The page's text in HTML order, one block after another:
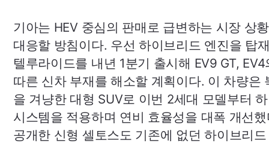
기아는 HEV중심의 판매로 급변하는 시장 상
대응할 방침이다. 우선 하이브리드 엔진을 탑
텔루라이드를 내년 1분기 출시해 EV9 GT, EV4
따른 신차 부재를 해소할 계획이다. 이 차량은
을 겨냥한 대형 SUV로 이번 2세대 모델부터
시스템을 적용하며 연비 효율성을 대폭 개선
공개한 신형 셀토스도 기존에 없던 하이브리